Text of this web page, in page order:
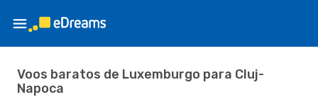
Voos baratos de Luxemburgo para Cluj-
Napoca